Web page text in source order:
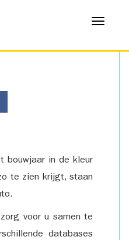
Menu
bouwjaar in de kleur
te zien krijgt, staan
voor u samen te
databases